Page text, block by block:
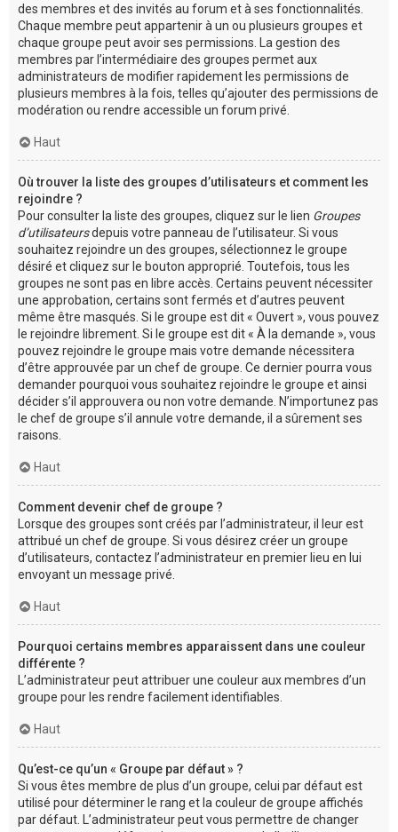
des membres et des invités au forum et à ses fonctionnalités.
Chaque membre peut appartenir à un ou plusieurs groupes et
chaque groupe peut avoir ses permissions. La gestion des
membres par l’intermédiaire des groupes permet aux
administrateurs de modifier rapidement les permissions de
plusieurs membres à la fois, telles qu’ajouter des permissions de
modération ou rendre accessible un forum privé.
Haut
Où trouver la liste des groupes d’utilisateurs et comment les
rejoindre ?
Pour consulter la liste des groupes, cliquez sur le lien Groupes
d’utilisateursdepuis votre panneau de l’utilisateur. Si vous
souhaitez rejoindre un des groupes, sélectionnez le groupe
désiré et cliquez sur le bouton approprié. Toutefois, tous les
groupes ne sont pas en libre accès. Certains peuvent nécessiter
une approbation, certains sont fermés et d’autres peuvent
même être masqués. Si le groupe est dit « Ouvert », vous pouvez
le rejoindre librement. Si le groupe est dit « À la demande », vous
pouvez rejoindre le groupe mais votre demande nécessitera
d’être approuvée par un chef de groupe. Ce dernier pourra vous
demander pourquoi vous souhaitez rejoindre le groupe et ainsi
décider s’il approuvera ou non votre demande. N’importunez pas
le chef de groupe s’il annule votre demande, il a sûrement ses
raisons.
Haut
Comment devenir chef de groupe ?
Lorsque des groupes sont créés par l’administrateur, il leur est
attribué un chef de groupe. Si vous désirez créer un groupe
d’utilisateurs, contactez l’administrateur en premier lieu en lui
envoyant un message privé.
Haut
Pourquoi certains membres apparaissent dans une couleur
différente ?
L’administrateur peut attribuer une couleur aux membres d’un
groupe pour les rendre facilement identifiables.
Haut
Qu’est-ce qu’un « Groupe par défaut » ?
Si vous êtes membre de plus d’un groupe, celui par défaut est
utilisé pour déterminer le rang et la couleur de groupe affichés
par défaut. L’administrateur peut vous permettre de changer